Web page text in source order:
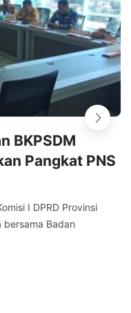
BKPSDM
Pangkat PNS
I DPRD Provinsi
bersama Badan